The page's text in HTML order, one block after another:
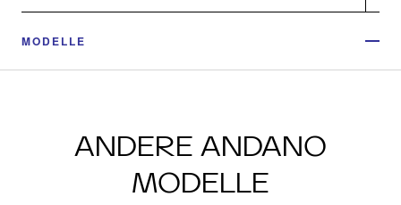
MODELLE
ANDERE ANDANO
MODELLE